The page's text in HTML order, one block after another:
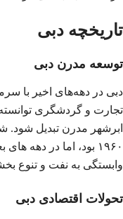
تاریخچه دبی
توسعه مدرن دبی
دبی در دهه‌های اخیر با
تجارت و گردشگری
ابرشهر مدرن تبدیل
۱۹۶۰ بود، اما در
وابستگی به نفت و تنوع‌
تحولات اقتصادی دبی